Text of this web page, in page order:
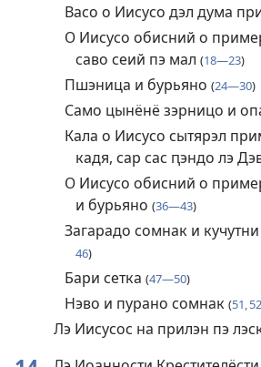
Васо о Иисусо дэл дума
О Иисусо обисний о
саво сеий пэ мал (18—23)
Пшэница и бурьяно (24—30)
Само цынёнё зэрницо и
Кала о Иисусо сытярэл
кадя, сар сас ԥэндо лэ
О Иисусо обисний о
и бурьяно (36—43)
Загарадо сомнак и
46)
Бари сетка (47—50)
Нэво и пурано сомнак (51, 52
Лэ Иисусос на прилэн пэ